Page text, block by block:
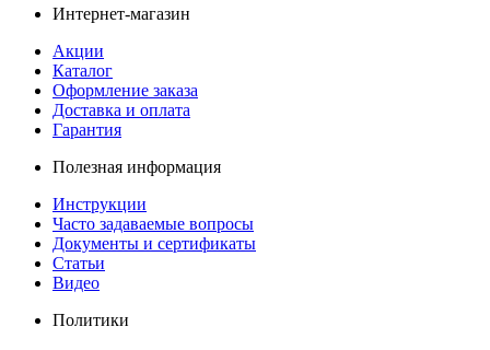
Интернет-магазин
Акции
Каталог
Оформление заказа
Доставка и оплата
Гарантия
Полезная информация
Инструкции
Часто задаваемые вопросы
Документы и сертификаты
Статьи
Видео
Политики